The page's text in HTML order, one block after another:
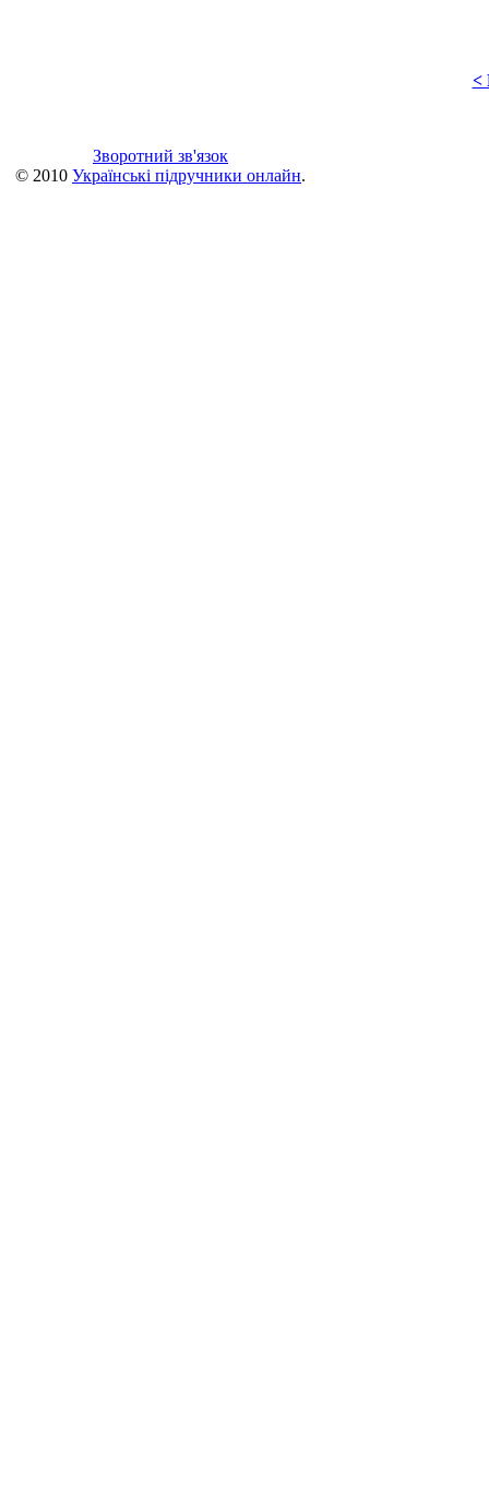
<
Зворотний зв'язок
© 2010 Українські підручники онлайн.